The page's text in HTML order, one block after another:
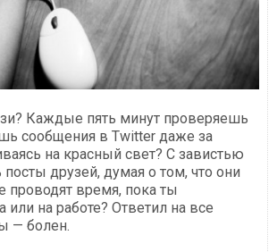
Каждые пять минут проверяешь
сообщения в Twitter даже за
на красный свет? С завистью
друзей, думая о том, что они
проводят время, пока ты
на работе? Ответил на все
— болен.